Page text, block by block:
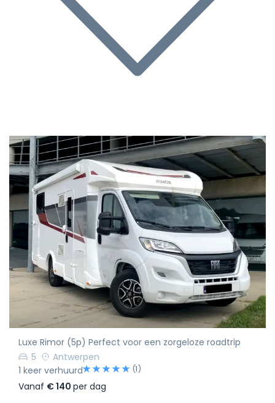
Luxe Rimor (5p) Perfect voor een zorgeloze roadtrip
5
Antwerpen
1 keer verhuurd
(1)
Vanaf € 140 per dag